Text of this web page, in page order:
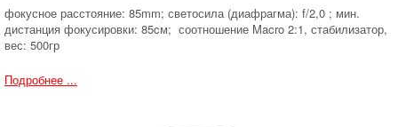
фокусное расстояние: 85mm; светосила (диафрагма): f/2,0 ; мин.
дистанция фокусировки: 85cм; соотношение Macro 2:1, стабилизатор,
вес: 500гр
Подробнее ...